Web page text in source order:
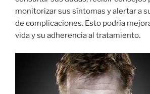
monitorizar sus síntomas y alertar a
de complicaciones. Esto podría
vida y su adherencia al tratamiento.